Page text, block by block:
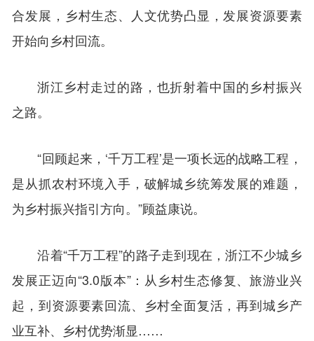
合发展，乡村生态、人文优势凸显，发展资源要素
开始向乡村回流。
浙江乡村走过的路，也折射着中国的乡村振兴
之路。
“回顾起来，‘千万工程’是一项长远的战略工程，
是从抓农村环境入手，破解城乡统筹发展的难题，
为乡村振兴指引方向。”顾益康说。
沿着“千万工程”的路子走到现在，浙江不少城乡
发展正迈向“3.0版本”：从乡村生态修复、旅游业兴
起，到资源要素回流、乡村全面复活，再到城乡产
业互补、乡村优势渐显……